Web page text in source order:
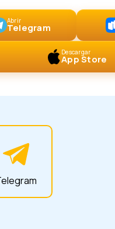
Abrir
Telegram
Descargar
App Store
Telegram